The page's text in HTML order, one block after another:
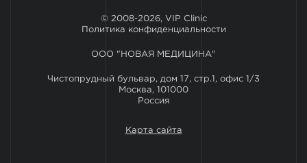
© 2008-2026, VIP Clinic
Политика конфиденциальности
ООО "НОВАЯ МЕДИЦИНА"
Чистопрудный бульвар, дом 17, стр.1, офис 1/3
Москва, 101000
Россия
Карта сайта